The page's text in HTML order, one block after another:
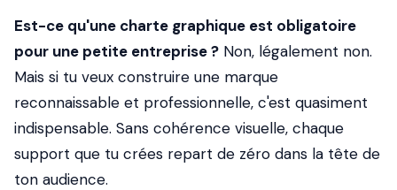
Est-ce qu'une charte graphique est obligatoire
pour une petite entreprise ? Non, légalement non.
Mais si tu veux construire une marque
reconnaissable et professionnelle, c'est quasiment
indispensable. Sans cohérence visuelle, chaque
support que tu crées repart de zéro dans la tête de
ton audience.